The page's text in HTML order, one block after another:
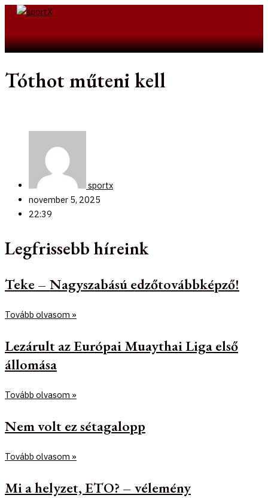
Skip
Tóthot műteni kell
sportx
november 5, 2025
22:39
Legfrissebb híreink
Teke – Nagyszabású edzőtovábbképző!
Tovább olvasom »
Lezárult az Európai Muaythai Liga első
állomása
Tovább olvasom »
Nem volt ez sétagalopp
Tovább olvasom »
Mi a helyzet, ETO? – vélemény